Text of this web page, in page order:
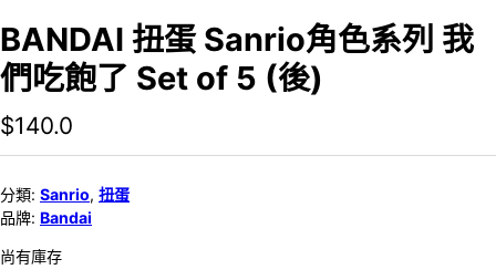
BANDAI 扭蛋 Sanrio角色系列 我
們吃飽了 Set of 5 (後)
$140.0
分類: Sanrio, 扭蛋
品牌: Bandai
尚有庫存